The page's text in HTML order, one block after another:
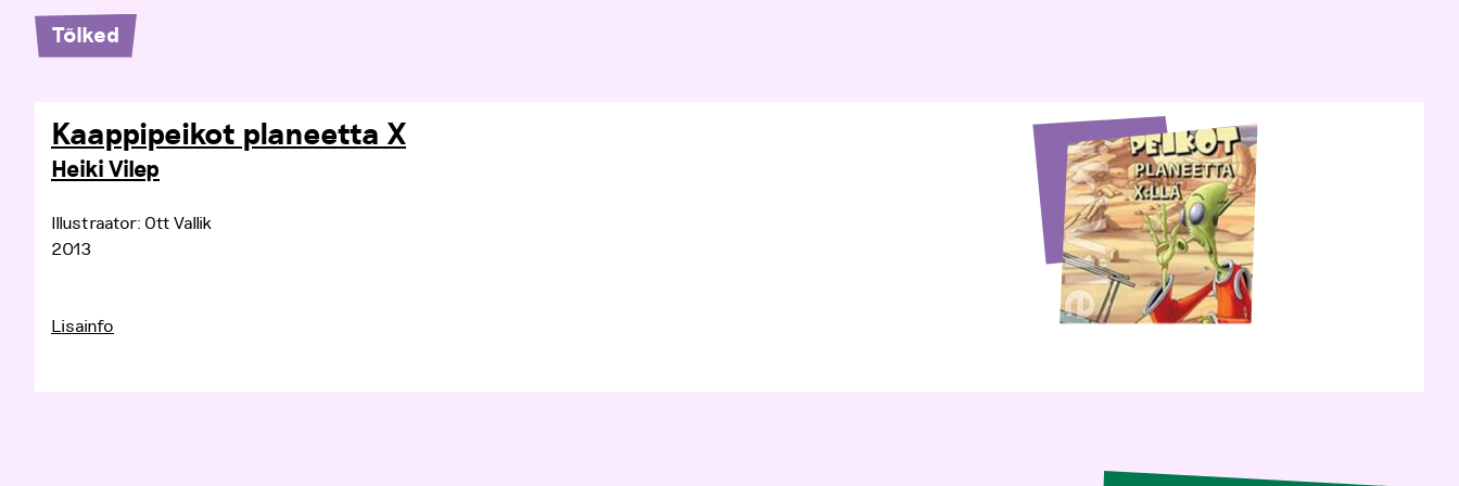
Tõlked
Kaappipeikot planeetta X
Heiki Vilep
Illustraator: Ott Vallik
2013
Lisainfo